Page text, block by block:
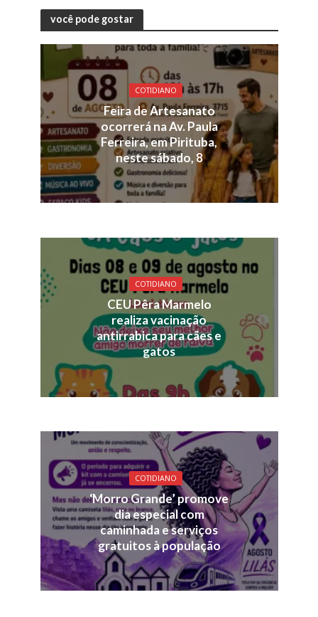
você pode gostar
COTIDIANO
Feira de Artesanato
ocorrerá na Av. Paula
Ferreira, em Pirituba,
neste sábado, 8
COTIDIANO
CEU Pêra Marmelo
realiza vacinação
antirrabica para cães e
gatos
COTIDIANO
‘Morro Grande’ promove
dia especial com
caminhada e serviços
gratuitos à população